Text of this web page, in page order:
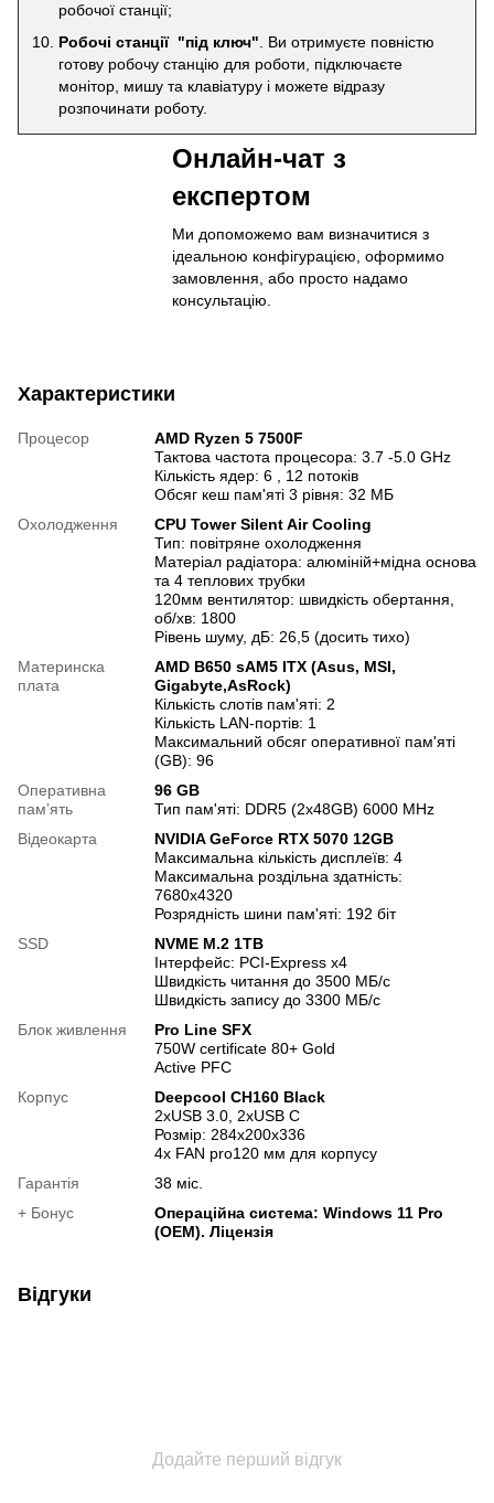
робочої станції;
Робочі станції "під ключ" . Ви отримуєте повністю
готову робочу станцію для роботи, підключаєте
монітор, мишу та клавіатуру і можете відразу
розпочинати роботу.
Онлайн-чат з
експертом
Ми допоможемо вам визначитися з
ідеальною конфігурацією, оформимо
замовлення, або просто надамо
консультацію.
Характеристики
Процесор
AMD Ryzen 5 7500F
Тактова частота процесора: 3.7 -5.0 GHz
Кількість ядер: 6 , 12 потоків
Обсяг кеш пам'яті 3 рівня: 32 МБ
Охолодження
CPU Tower Silent Air Cooling
Тип: повітряне охолодження
Матеріал радіатора: алюміній+мідна основа
та 4 теплових трубки
120мм вентилятор: швидкість обертання,
об/хв: 1800
Рівень шуму, дБ: 26,5 (досить тихо)
Материнска
плата
AMD B650 sAM5 ITX (Asus, MSI,
Gigabyte,AsRock)
Кількість слотів пам'яті: 2
Кількість LAN-портів: 1
Максимальний обсяг оперативної пам'яті
(GB): 96
Оперативна
памʼять
96 GB
Тип пам'яті: DDR5 (2x48GB) 6000 MHz
Відеокарта
NVIDIA GeForce RTX 5070 12GB
Максимальна кількість дисплеїв: 4
Максимальна роздільна здатність:
7680x4320
Розрядність шини пам'яті: 192 біт
SSD
NVME M.2 1TB
Інтерфейс: PCI-Express x4
Швидкість читання до 3500 МБ/с
Швидкість запису до 3300 МБ/с
Блок живлення
Pro Line SFX
750W certificate 80+ Gold
Active PFC
Корпус
Deepcool CH160 Black
2xUSB 3.0, 2xUSB С
Розмір: 284x200x336
4x FAN pro120 мм для корпусу
Гарантія
38 міс.
+ Бонус
Операційна система: Windows 11 Pro
(OEM). Ліцензія
Відгуки
Додайте перший відгук